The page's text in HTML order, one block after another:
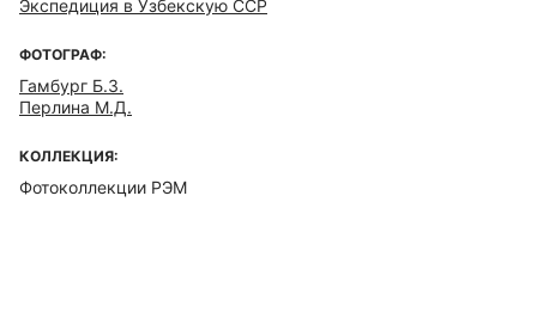
Экспедиция в Узбекскую ССР
ФОТОГРАФ:
Гамбург Б.З.
Перлина М.Д.
КОЛЛЕКЦИЯ:
Фотоколлекции РЭМ